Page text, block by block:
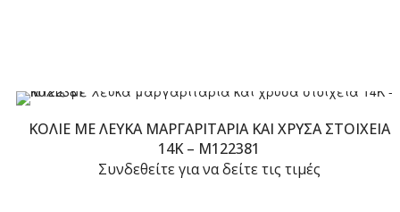
ΚΟΛΙΈ ΜΕ ΛΕΥΚΆ ΜΑΡΓΑΡΙΤΆΡΙΑ ΚΑΙ ΧΡΥΣΆ ΣΤΟΙΧΕΊΑ
14K – M122381
Συνδεθείτε για να δείτε τις τιμές